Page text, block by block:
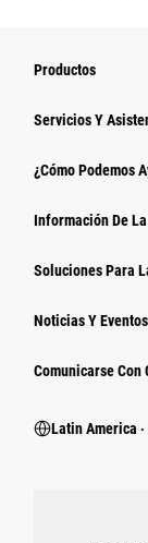
Productos
Servicios Y
¿Cómo Podemos
Información De
Soluciones Para
Noticias Y Eventos
Comunicarse Con
Latin America ‧